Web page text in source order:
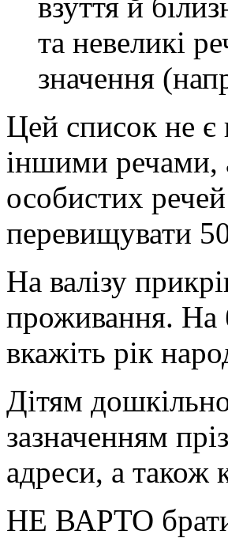
та невеликі
значення
Цей список не
іншими речами,
особистих
перевищувати
На валізу
проживання. На
вкажіть рік
Дітям
зазначенням
адреси, а також
НЕ ВАРТО